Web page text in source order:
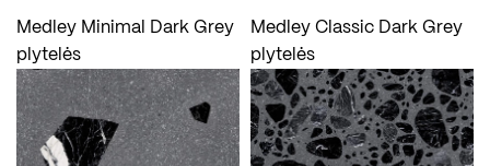
Medley Minimal Dark Grey
plytelės
Medley Classic Dark Grey
plytelės